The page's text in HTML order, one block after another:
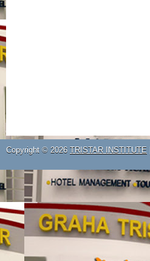
Copyright © 2026 TRISTAR INSTITUTE